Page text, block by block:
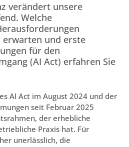
verändert unsere
Welche
erwarten und erste
für den
(AI Act) erfahren Sie
AI Act im August 2024 und der
seit Februar 2025
der erhebliche
Praxis hat. Für
unerlässlich, die